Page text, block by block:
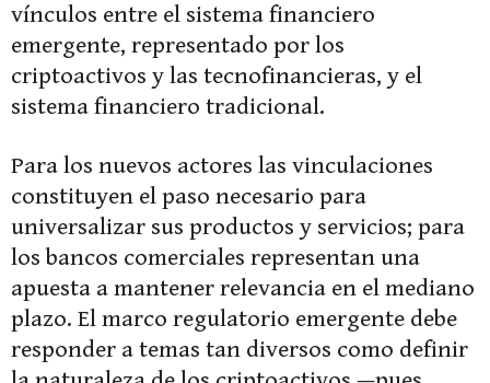
vínculos entre el sistema financiero
emergente, representado por los
criptoactivos y las tecnofinancieras, y el
sistema financiero tradicional.
Para los nuevos actores las vinculaciones
constituyen el paso necesario para
universalizar sus productos y servicios; para
los bancos comerciales representan una
apuesta a mantener relevancia en el mediano
plazo. El marco regulatorio emergente debe
responder a temas tan diversos como definir